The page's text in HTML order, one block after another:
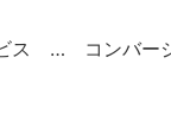
ス … コンバー